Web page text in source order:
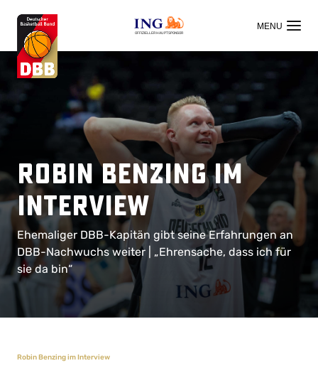
OFFIZIELLER HAUPTSPONSOR
Robin Benzing im
Interview
Ehemaliger DBB-Kapitän gibt seine Erfahrungen an
DBB-Nachwuchs weiter | „Ehrensache, dass ich für
sie da bin“
Robin Benzing im Interview